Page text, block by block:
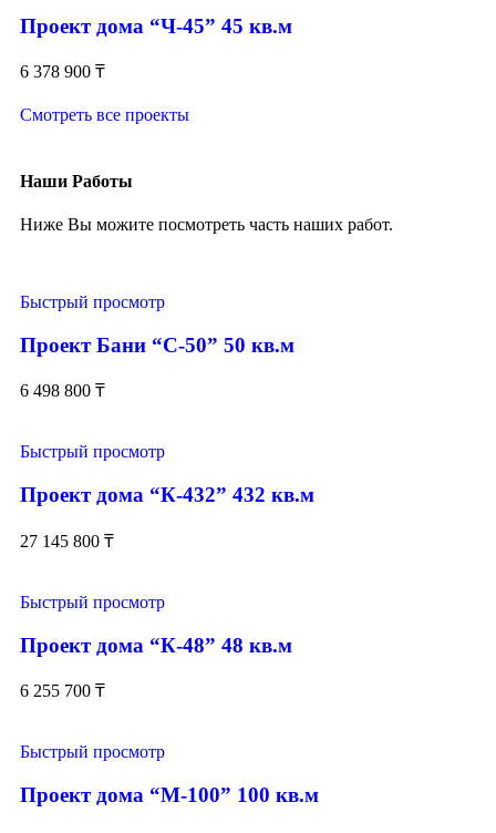
Проект дома “Ч-45” 45 кв.м
6 378 900 ₸
Смотреть все проекты
Наши Работы
Ниже Вы можите посмотреть часть наших работ.
Быстрый просмотр
Проект Бани “С-50” 50 кв.м
6 498 800 ₸
Быстрый просмотр
Проект дома “К-432” 432 кв.м
27 145 800 ₸
Быстрый просмотр
Проект дома “К-48” 48 кв.м
6 255 700 ₸
Быстрый просмотр
Проект дома “М-100” 100 кв.м